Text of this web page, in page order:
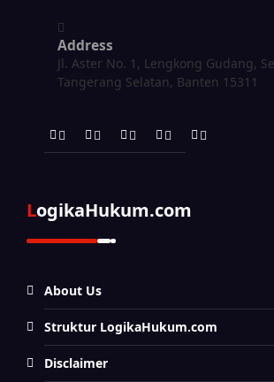
Address
Jl. Aster No. 1, Lengkong Gudang,
Tangerang Selatan, Banten 15311
LogikaHukum.com
About Us
Struktur LogikaHukum.com
Disclaimer